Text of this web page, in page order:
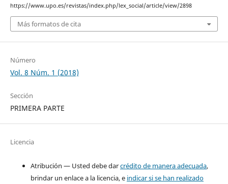
https://www.upo.es/revistas/index.php/lex_social/article/view/2898
Más formatos de cita
Número
Vol. 8 Núm. 1 (2018)
Sección
PRIMERA PARTE
Licencia
Atribución — Usted debe darcrédito de manera adecuada,
brindar un enlace a la licencia, e indicar si se han realizado